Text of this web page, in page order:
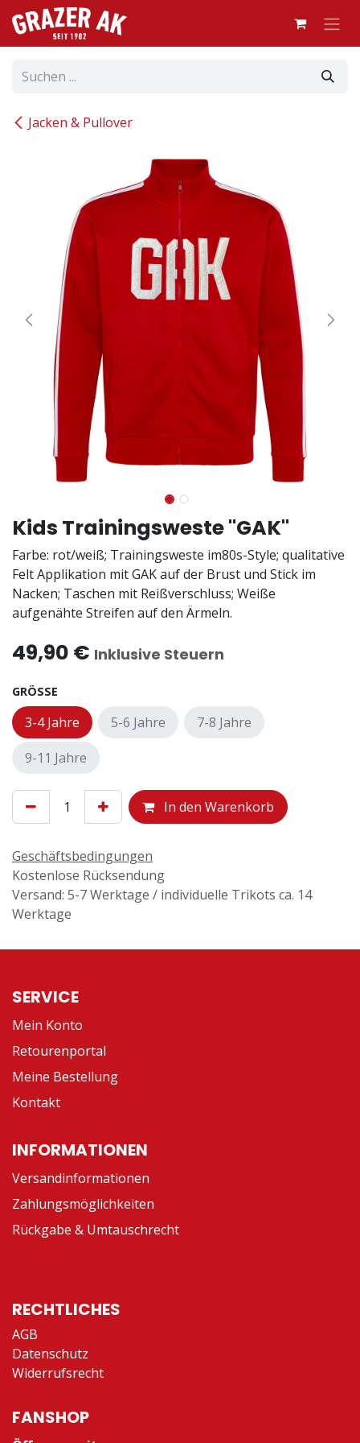
Zum Inhalt springen
Jacken & Pullover
Kids Trainingsweste "GAK"
Farbe: rot/weiß; Trainingsweste im80s-Style; qualitative
Felt Applikation mit GAK auf der Brust und Stick im
Nacken; Taschen mit Reißverschluss; Weiße
aufgenähte Streifen auf den Ärmeln.
49,90 € Inklusive Steuern
GRÖSSE
3-4 Jahre 5-6 Jahre
7-8 Jahre
9-11 Jahre
In den Warenkorb
Geschäftsbedingungen
Kostenlose Rücksendung
Versand: 5-7 Werktage / individuelle Trikots ca. 14
Werktage
SERVICE
Mein Konto
Retourenportal
Meine Bestellung
Kontakt
INFORMATIONEN
Versandinformationen
Zahlungsmöglichkeiten
Rückgabe & Umtauschrecht
RECHTLICHES
AGB
Datenschutz
Widerrufsrecht
FANSHOP